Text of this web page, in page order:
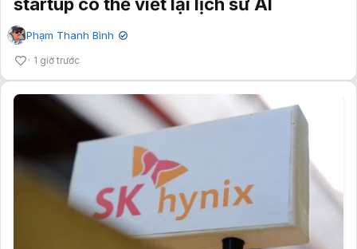
Phạm Thanh Bình ✔
1 giờ trước